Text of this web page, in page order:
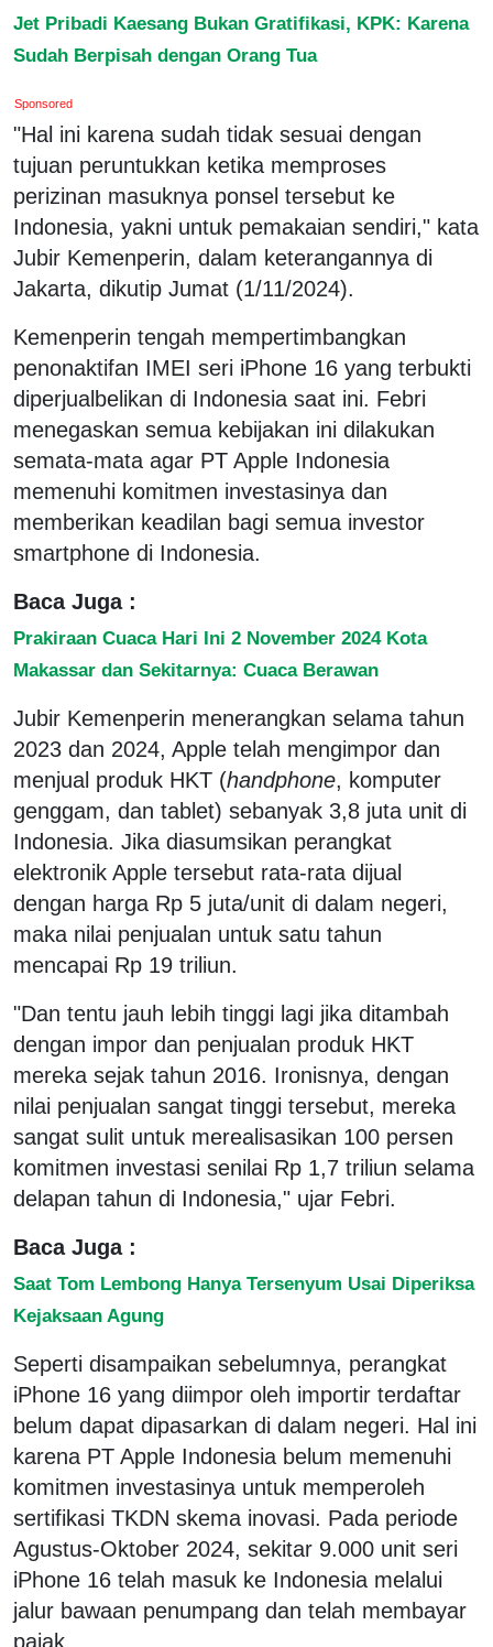
Jet Pribadi Kaesang Bukan Gratifikasi, KPK: Karena
Sudah Berpisah dengan Orang Tua
Sponsored
"Hal ini karena sudah tidak sesuai dengan
tujuan peruntukkan ketika memproses
perizinan masuknya ponsel tersebut ke
Indonesia, yakni untuk pemakaian sendiri," kata
Jubir Kemenperin, dalam keterangannya di
Jakarta, dikutip Jumat (1/11/2024).
Kemenperin tengah mempertimbangkan
penonaktifan IMEI seri iPhone 16 yang terbukti
diperjualbelikan di Indonesia saat ini. Febri
menegaskan semua kebijakan ini dilakukan
semata-mata agar PT Apple Indonesia
memenuhi komitmen investasinya dan
memberikan keadilan bagi semua investor
smartphone di Indonesia.
Baca Juga :
Prakiraan Cuaca Hari Ini 2 November 2024 Kota
Makassar dan Sekitarnya: Cuaca Berawan
Jubir Kemenperin menerangkan selama tahun
2023 dan 2024, Apple telah mengimpor dan
menjual produk HKT (handphone, komputer
genggam, dan tablet) sebanyak 3,8 juta unit di
Indonesia. Jika diasumsikan perangkat
elektronik Apple tersebut rata-rata dijual
dengan harga Rp 5 juta/unit di dalam negeri,
maka nilai penjualan untuk satu tahun
mencapai Rp 19 triliun.
"Dan tentu jauh lebih tinggi lagi jika ditambah
dengan impor dan penjualan produk HKT
mereka sejak tahun 2016. Ironisnya, dengan
nilai penjualan sangat tinggi tersebut, mereka
sangat sulit untuk merealisasikan 100 persen
komitmen investasi senilai Rp 1,7 triliun selama
delapan tahun di Indonesia," ujar Febri.
Baca Juga :
Saat Tom Lembong Hanya Tersenyum Usai Diperiksa
Kejaksaan Agung
Seperti disampaikan sebelumnya, perangkat
iPhone 16 yang diimpor oleh importir terdaftar
belum dapat dipasarkan di dalam negeri. Hal ini
karena PT Apple Indonesia belum memenuhi
komitmen investasinya untuk memperoleh
sertifikasi TKDN skema inovasi. Pada periode
Agustus-Oktober 2024, sekitar 9.000 unit seri
iPhone 16 telah masuk ke Indonesia melalui
jalur bawaan penumpang dan telah membayar
pajak.